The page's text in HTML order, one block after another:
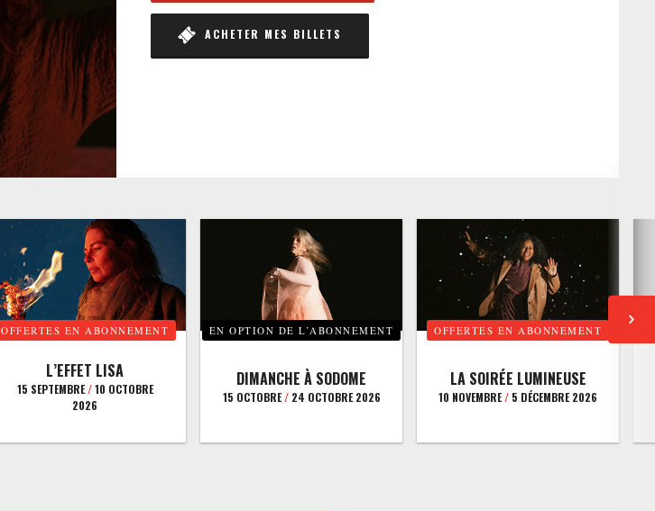
ACHETER MES BILLETS
OFFERTES EN ABONNEMENT
L’EFFET LISA
15 SEPTEMBRE/10 OCTOBRE
2026
EN OPTION DE L’ABONNEMENT
DIMANCHE À SODOME
15 OCTOBRE/24 OCTOBRE 2026
OFFERTES EN ABONNEMENT
LA SOIRÉE LUMINEUSE
10 NOVEMBRE/ 5 DÉCEMBRE 2026